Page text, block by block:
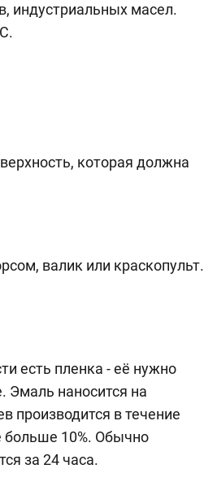
индустриальных масел.
которая должна
валик или краскопульт.
есть пленка - её нужно
Эмаль наносится на
производится в течение
больше 10%. Обычно
за 24 часа.